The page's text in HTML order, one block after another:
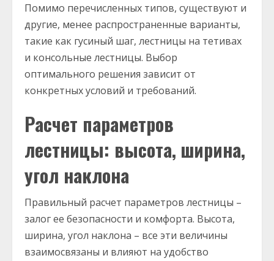
Помимо перечисленных типов, существуют и
другие, менее распространенные варианты,
такие как гусиный шаг, лестницы на тетивах
и консольные лестницы. Выбор
оптимального решения зависит от
конкретных условий и требований.
Расчет параметров
лестницы: высота, ширина,
угол наклона
Правильный расчет параметров лестницы –
залог ее безопасности и комфорта. Высота,
ширина, угол наклона – все эти величины
взаимосвязаны и влияют на удобство